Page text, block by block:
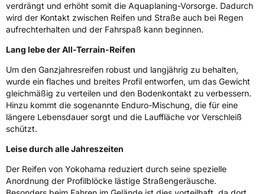
Nasshaftung C
Rollgeräusch (dB)72
FahrzeugklasseC1
EPREL ID 630625
12 40549 Düsseldorf, Deutschland,
www.yokohama.eu
verdrängt und erhöht somit die Aquaplaning-Vorsorge. Dadurch
wird der Kontakt zwischen Reifen und Straße auch bei Regen
aufrechterhalten und der Fahrspaß kann beginnen.
Lang lebe der All-Terrain-Reifen
Um den Ganzjahresreifen robust und langjährig zu behalten,
wurde ein flaches und breites Profil entworfen, um das Gewicht
gleichmäßig zu verteilen und den Bodenkontakt zu verbessern.
Hinzu kommt die sogenannte Enduro-Mischung, die für eine
längere Lebensdauer sorgt und die Lauffläche vor Verschleiß
schützt.
Leise durch alle Jahreszeiten
Der Reifen von Yokohama reduziert durch seine spezielle
Anordnung der Profilblöcke lästige Straßengeräusche.